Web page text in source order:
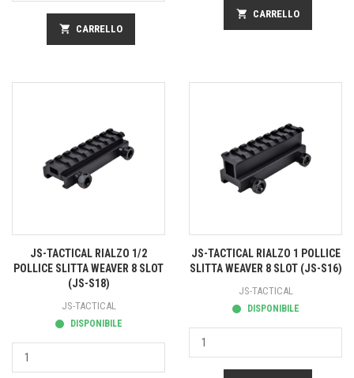
shopping_cart CARRELLO
shopping_cart CARRELLO
JS-TACTICAL RIALZO 1/2
POLLICE SLITTA WEAVER 8 SLOT
(JS-S18)
JS-TACTICAL
DISPONIBILE
JS-TACTICAL RIALZO 1 POLLICE
SLITTA WEAVER 8 SLOT (JS-S16)
JS-TACTICAL
DISPONIBILE